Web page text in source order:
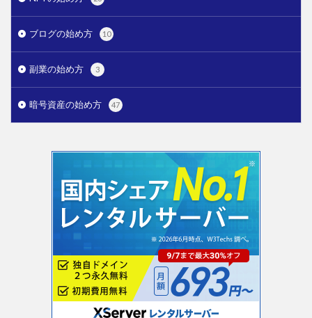
ブログの始め方 10
副業の始め方 3
暗号資産の始め方 47